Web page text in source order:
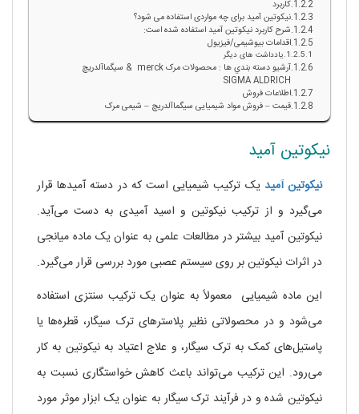
کاربرد
نیکوتین آمید برای چه مواردی استفاده می شود؟
شرح کاربرد نیکوتین آمید استفاده شده است:
اقدامات بیوشیمی/فیزیول
یادداشت های دیگر
آرشيو دسته بندي ها : محصولات مرک merck & سيگماآلدريچ
SIGMA ALDRICH
اطلاعات فروش
قیمت – فروش مواد شیمیایی سیگماآلدریچ – شیمی مرک
نیکوتین آمید
نیکوتین آمید یک ترکیب شیمیایی است که در دسته آمیدها قرار
می‌گیرد و از ترکیب نیکوتین و اسید آمیدی به دست می‌آید.
نیکوتین آمید بیشتر در مطالعات علمی به عنوان یک ماده میانجی
در اثرات نیکوتین بر روی سیستم عصبی مورد بررسی قرار می‌گیرد.
این ماده شیمیایی معمولاً به عنوان یک ترکیب سنتزی استفاده
می‌شود و در محصولاتی نظیر پلاستر‌های ترک سیگار، قطره‌ها یا
پاستیل‌های کمک به ترک سیگار، و علاج اعتیاد به نیکوتین به کار
می‌رود. این ترکیب می‌تواند باعث کاهش خواستگاری نسبت به
نیکوتین شده و در فرآیند ترک سیگار به عنوان یک ابزار موثر مورد